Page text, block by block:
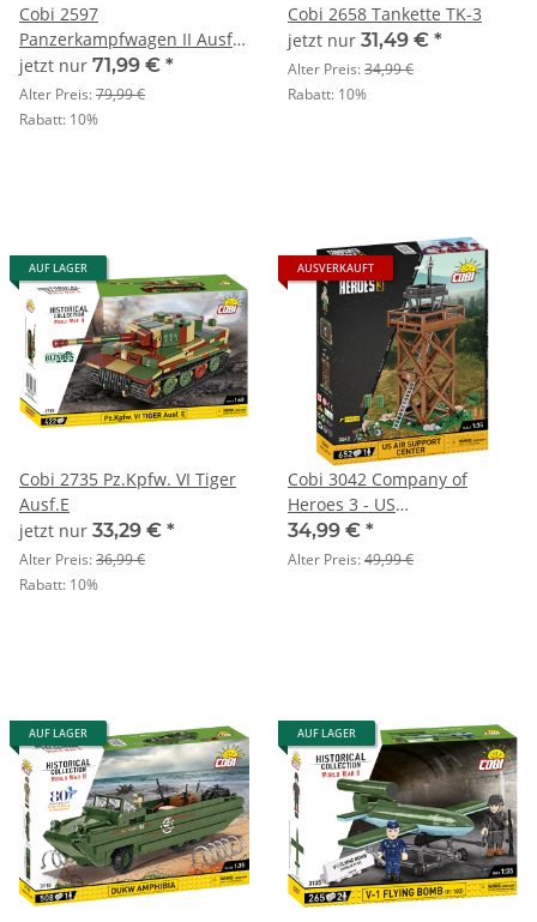
Cobi 2597
Panzerkampfwagen II Ausf.
F
jetzt nur 71,99 € *
Alter Preis:79,99 €
Rabatt: 10%
Cobi 2658 Tankette TK-3
jetzt nur 31,49 € *
Alter Preis:34,99 €
Rabatt: 10%
AUF LAGER
Cobi 2735 Pz.Kpfw. VI Tiger
Ausf.E
jetzt nur 33,29 € *
Alter Preis:36,99 €
Rabatt: 10%
AUSVERKAUFT
Cobi 3042 Company of
Heroes 3 - US
Luftunterstützungs-Turm
34,99 € *
Alter Preis:49,99 €
AUF LAGER AUF LAGER